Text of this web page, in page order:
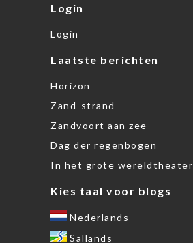
Login
Login
Laatste berichten
Horizon
Zand-strand
Zandvoort aan zee
Dag der regenbogen
In het grote wereldtheater
Kies taal voor blogs
Nederlands
Sallands